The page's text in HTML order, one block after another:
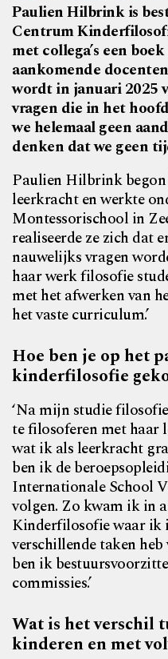
Paulien Hilbrink is
Centrum
met collega’s een
aankomende
wordt in januari 2025
vragen die in het
we helemaal geen
denken dat we geen
Paulien Hilbrink
leerkracht en werkte
Montessorischool in
realiseerde ze zich dat
nauwelijks vragen
haar werk filosofie
met het afwerken van
het vaste curriculum.’
Hoe ben je op het
kinderfilosofie
‘Na mijn studie
te filosoferen met haar
wat ik als leerkracht
ben ik de
Internationale School
volgen. Zo kwam ik in
Kinderfilosofie waar ik
verschillende taken
ben ik
commissies.’
Wat is het verschil
kinderen en met